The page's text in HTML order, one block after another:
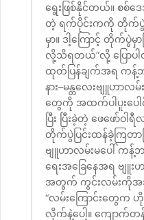
ရွေးဖြစ်နိုင်တယ်။ စစ်
တဲ့ ရက်ပိုင်းကကို တိုက်ပွဲ
မှာ။ ဒါ့ကြောင့် တိုက်ပွဲ
လို့သိရတယ်”လို့ ပြောပါ
ထုတ်ပြန်ချက်အရ ကန့်
နား–မန္တလေးဗျူဟာ
တွေကို အထက်ပါပူးပေ
ပြီး ပြီးခဲ့တဲ့ ဖေဖေ
တိုက်ပွဲပြင်းထန်ခဲ့ကြတာဖ
ဗျူဟာလမ်းမပေါ် က
ရေးအခြေနေအရ ဗျူး
အတွက် ကွင်းလမ်းကိုအ
“လမ်းကြောင်းတွ
လိုက်နဲ့ပေါ့။ ကျော